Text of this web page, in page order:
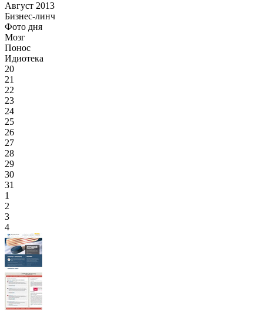
Август 2013
Бизнес-линч
Фото дня
Мозг
Понос
Идиотека
20
21
22
23
24
25
26
27
28
29
30
31
1
2
3
4